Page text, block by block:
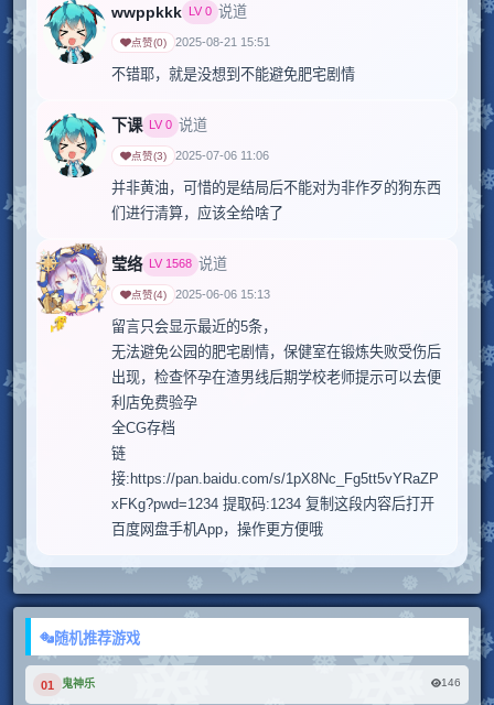
wwppkkk LV0 说道
点赞(0) 2025-08-21 15:51
下课 LV0 说道
点赞(3) 2025-07-06 11:06
并非黄油，可惜的是结局后不能对为非作歹的狗东西
们进行清算，应该全给啥了
莹络 LV1568 说道
点赞(4) 2025-06-06 15:13
留言只会显示最近的5条，
无法避免公园的肥宅剧情，保健室在锻炼失败受伤后
出现，检查怀孕在渣男线后期学校老师提示可以去便
利店免费验孕
全CG存档
链
接:https://pan.baidu.com/s/1pX8Nc_Fg5tt5vYRaZP
xFKg?pwd=1234 提取码:1234 复制这段内容后打开
随机推荐游戏
01 鬼神乐 146